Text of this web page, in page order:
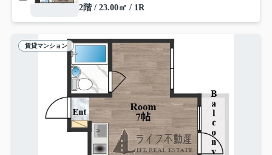
2階 / 23.00㎡ / 1R
賃貸マンション